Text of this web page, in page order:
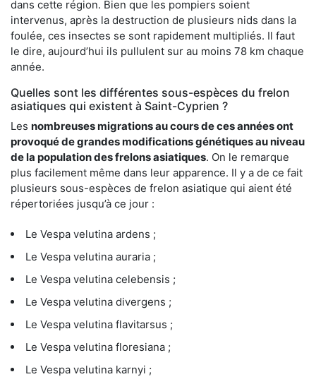
dans cette région. Bien que les pompiers soient
intervenus, après la destruction de plusieurs nids dans la
foulée, ces insectes se sont rapidement multipliés. Il faut
le dire, aujourd’hui ils pullulent sur au moins 78 km chaque
année.
Quelles sont les différentes sous-espèces du frelon
asiatiques qui existent à Saint-Cyprien ?
Les nombreuses migrations au cours de ces années ont
provoqué de grandes modifications génétiques au niveau
de la population des frelons asiatiques. On le remarque
plus facilement même dans leur apparence. Il y a de ce fait
plusieurs sous-espèces de frelon asiatique qui aient été
répertoriées jusqu’à ce jour :
Le Vespa velutina ardens ;
Le Vespa velutina auraria ;
Le Vespa velutina celebensis ;
Le Vespa velutina divergens ;
Le Vespa velutina flavitarsus ;
Le Vespa velutina floresiana ;
Le Vespa velutina karnyi ;